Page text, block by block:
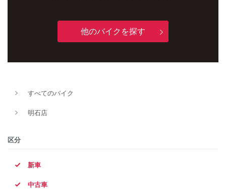
他のバイクを探す
すべてのバイク
明石店
区分
新車
中古車
メーカー